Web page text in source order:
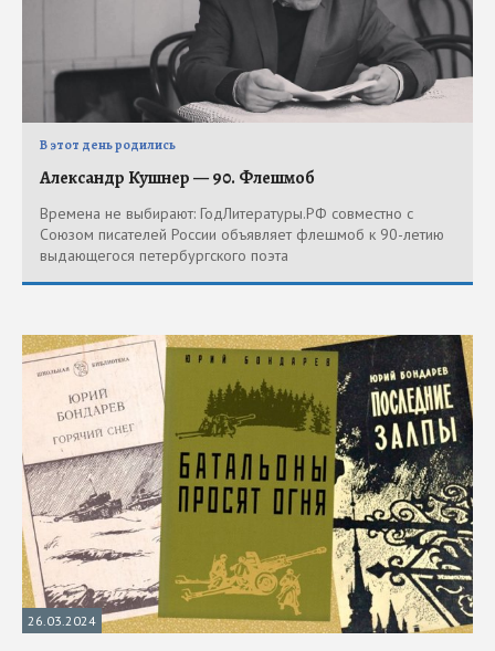
В этот день родились
Александр Кушнер — 90. Флешмоб
Времена не выбирают: ГодЛитературы.РФ совместно с
Союзом писателей России объявляет флешмоб к 90-летию
выдающегося петербургского поэта
26.03.2024